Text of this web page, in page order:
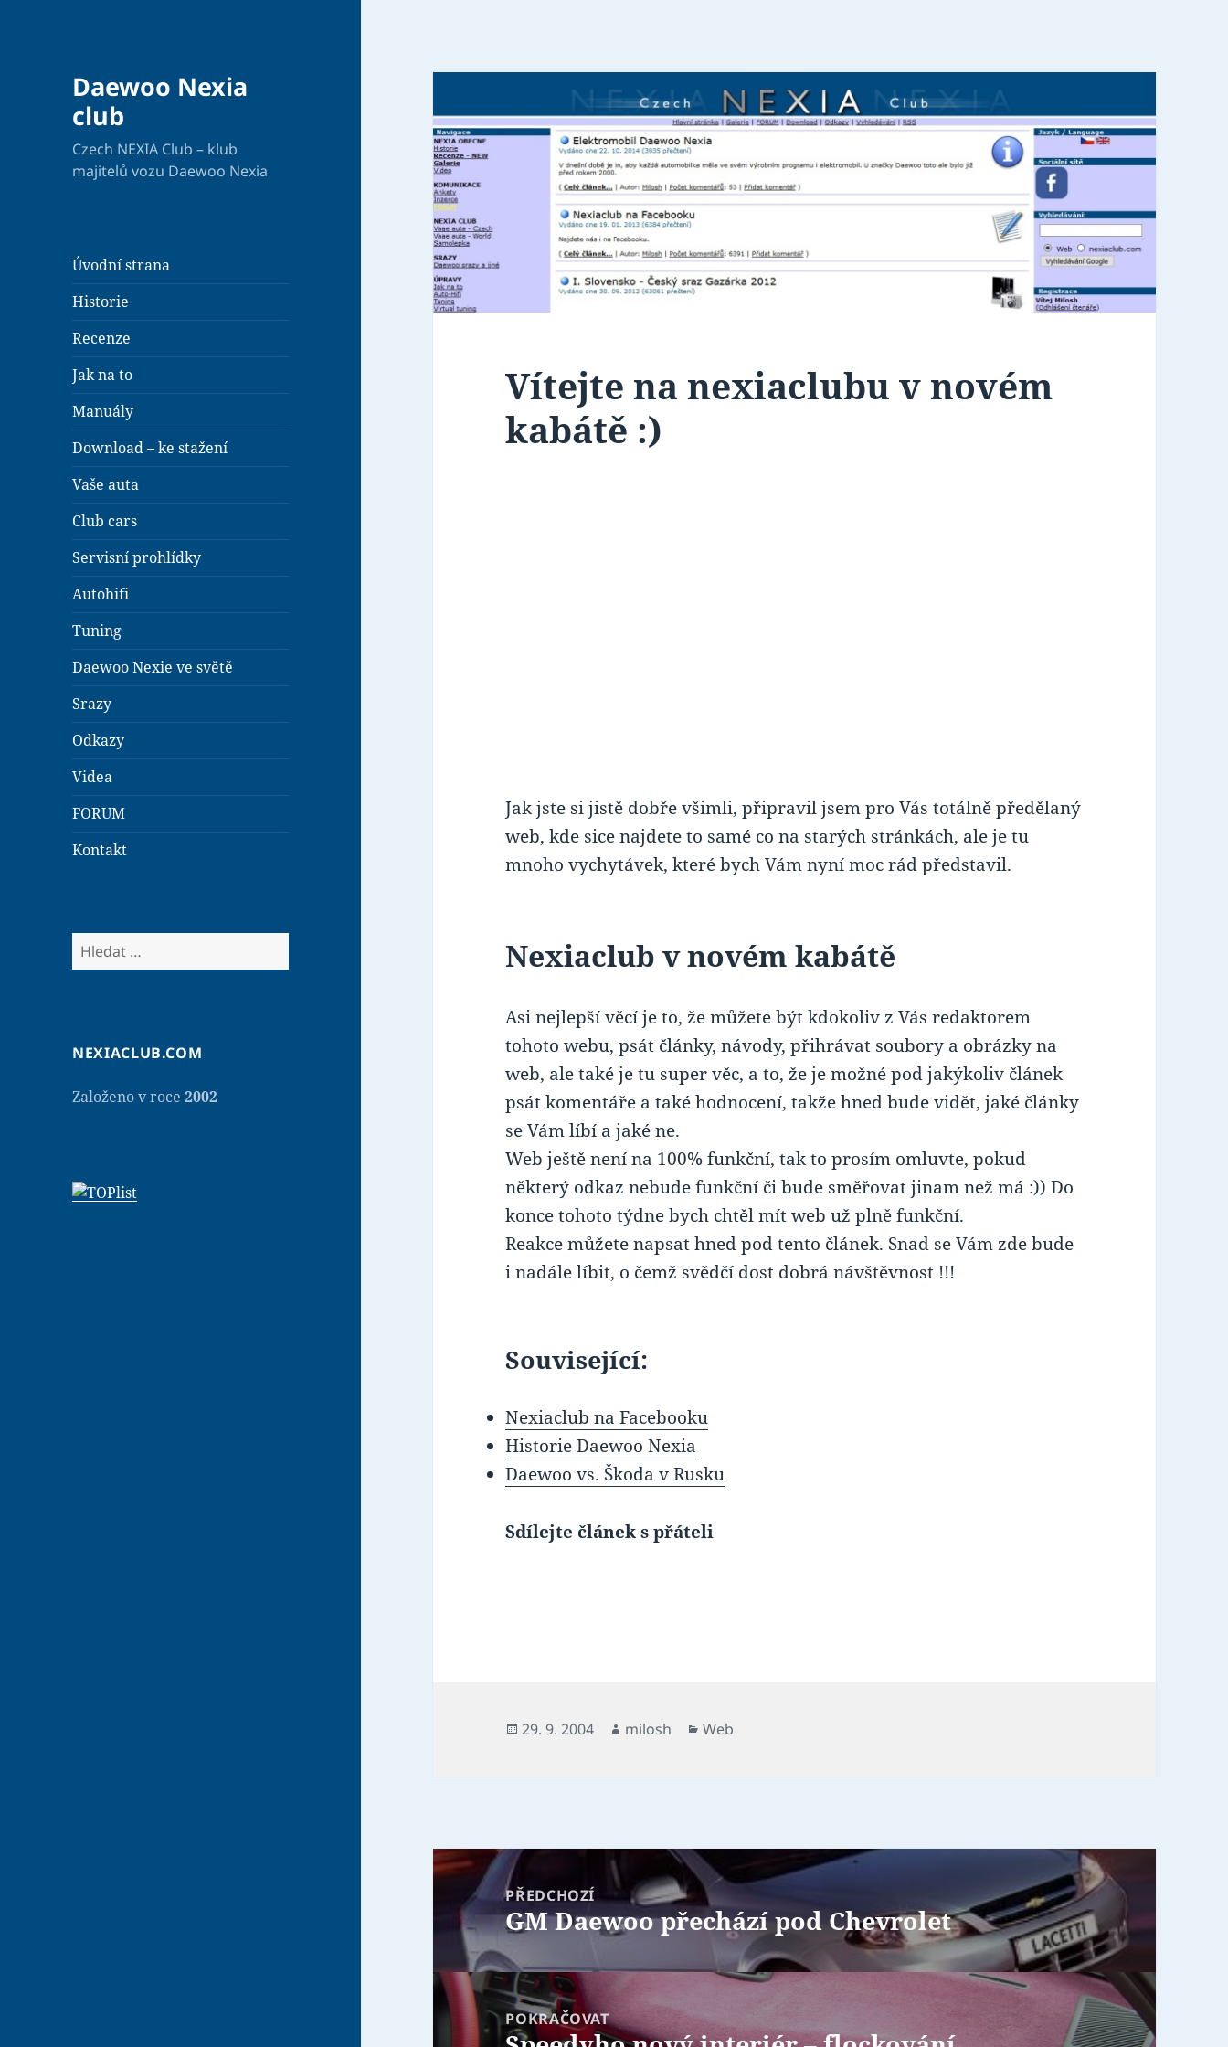
Daewoo Nexia
club
Czech NEXIA Club – klub
majitelů vozu Daewoo Nexia
Úvodní strana
Historie
Recenze
Jak na to
Manuály
Download – ke stažení
Vaše auta
Club cars
Servisní prohlídky
Autohifi
Tuning
Daewoo Nexie ve světě
Srazy
Odkazy
Videa
FORUM
Kontakt
V
y
d
v
NEXIACLUB.COM
Založeno v roce2002
Vítejte na nexiaclubu v novém
kabátě :)
Jak jste si jistě dobře všimli, připravil jsem pro Vás totálně předělaný
web, kde sice najdete to samé co na starých stránkách, ale je tu
mnoho vychytávek, které bych Vám nyní moc rád představil.
Nexiaclub v novém kabátě
Asi nejlepší věcí je to, že můžete být kdokoliv z Vás redaktorem
tohoto webu, psát články, návody, přihrávat soubory a obrázky na
web, ale také je tu super věc, a to, že je možné pod jakýkoliv článek
psát komentáře a také hodnocení, takže hned bude vidět, jaké články
se Vám líbí a jaké ne.
Web ještě není na 100% funkční, tak to prosím omluvte, pokud
některý odkaz nebude funkční či bude směřovat jinam než má :)) Do
konce tohoto týdne bych chtěl mít web už plně funkční.
Reakce můžete napsat hned pod tento článek. Snad se Vám zde bude
i nadále líbit, o čemž svědčí dost dobrá návštěvnost !!!
Související:
Nexiaclub na Facebooku
Historie Daewoo Nexia
Daewoo vs. Škoda v Rusku
Sdílejte článek s přáteli
Publikováno:
29. 9. 2004 Autor:
milosh Rubriky:
Web
Navigace
příspěvek
PŘEDCHOZÍ
Předchozí
GM Daewoo přechází pod Chevrolet
POKRAČOVAT